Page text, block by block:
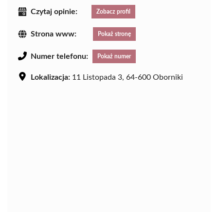
Czytaj opinie: Zobacz profil
Strona www: Pokaż stronę
Numer telefonu: Pokaż numer
Lokalizacja: 11 Listopada 3, 64-600 Oborniki